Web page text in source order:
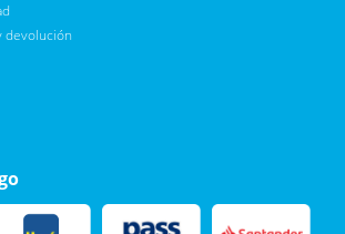
de las condiciones para el tratamiento de
y doy mi consentimiento, tal y como se
devolución